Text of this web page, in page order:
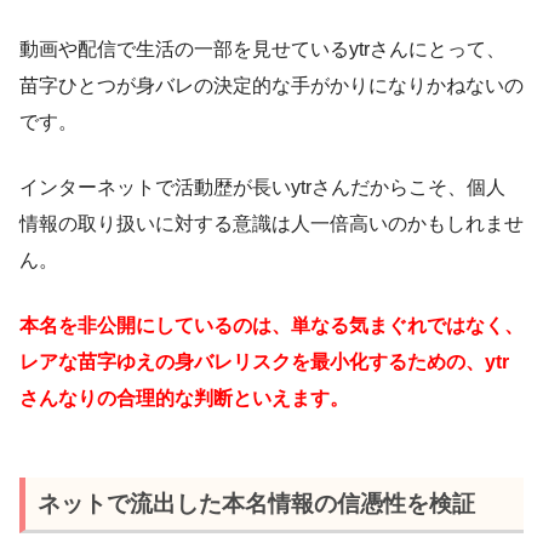
動画や配信で生活の一部を見せているytrさんにとって、
苗字ひとつが身バレの決定的な手がかりになりかねないの
です。
インターネットで活動歴が長いytrさんだからこそ、個人
情報の取り扱いに対する意識は人一倍高いのかもしれませ
ん。
本名を非公開にしているのは、単なる気まぐれではなく、
レアな苗字ゆえの身バレリスクを最小化するための、ytr
さんなりの合理的な判断といえます。
ネットで流出した本名情報の信憑性を検証